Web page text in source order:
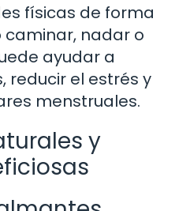
físicas de forma
nadar o
ayudar a
reducir el estrés y
menstruales.
y